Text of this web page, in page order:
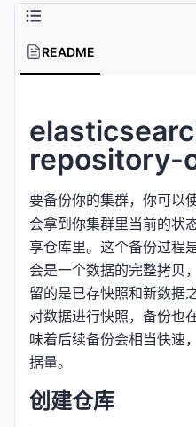
README
repository-
要备份你的集群，你可以
会拿到你集群里当前的状
享仓库里。这个备份过程
会是一个数据的完整拷贝
留的是已存快照和新数据
对数据进行快照，备份也
味着后续备份会相当快速
据量。
创建仓库